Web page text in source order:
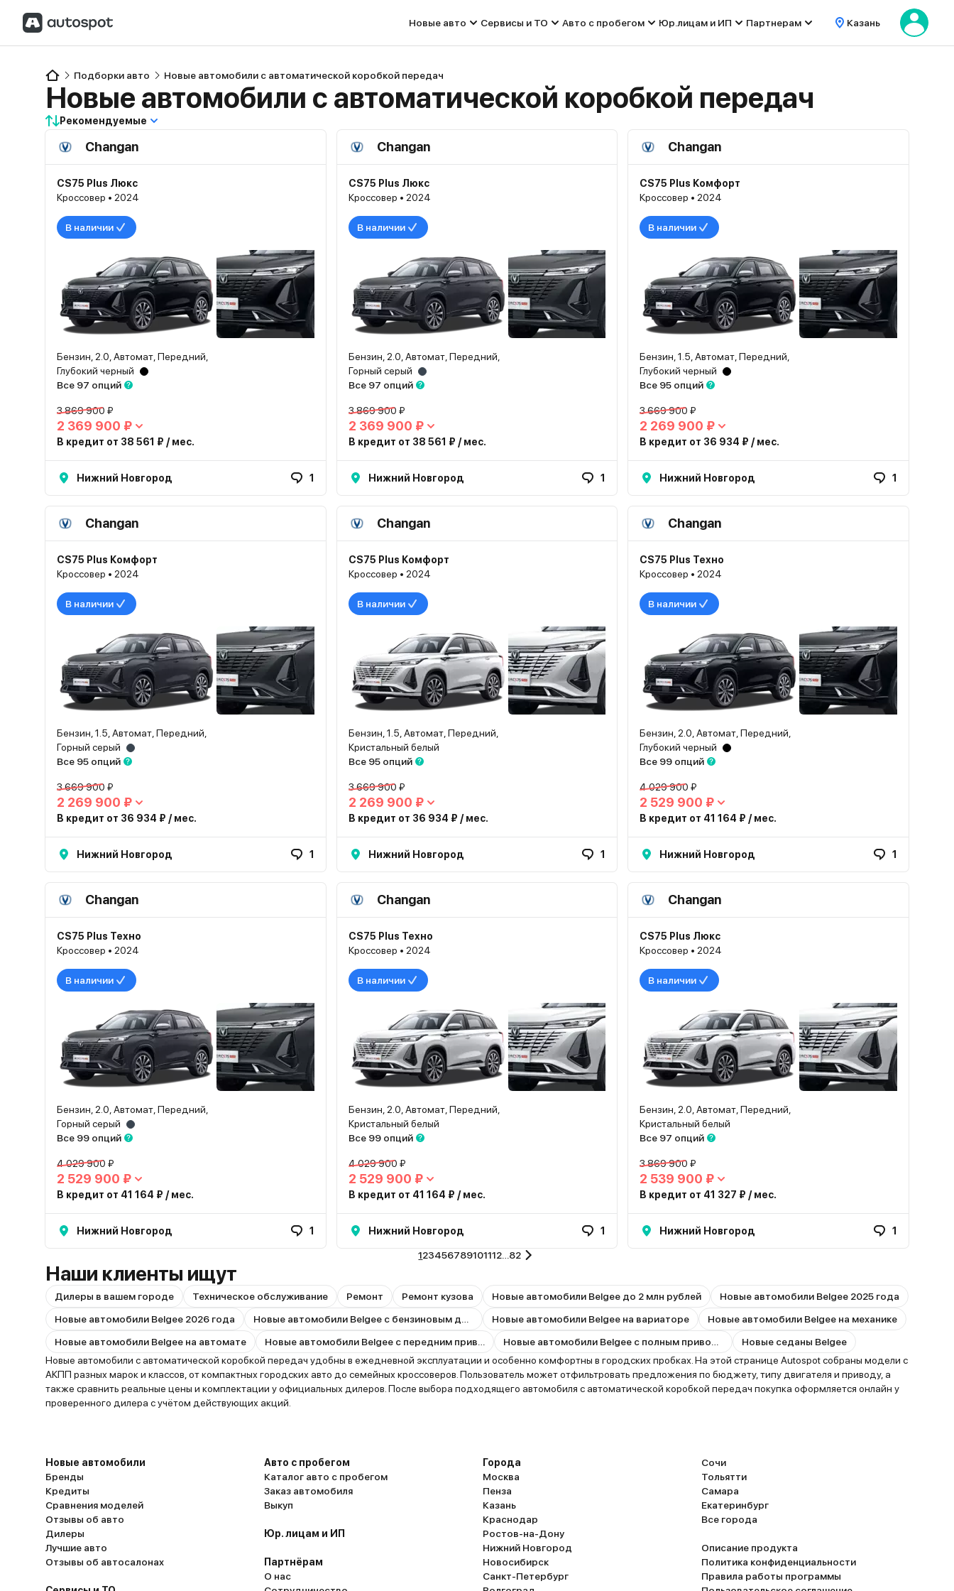
Новые авто Сервисы и ТО Авто с пробегом Юр.лицам и ИП Партнерам Казань
Подборки авто Новые автомобили с автоматической коробкой передач
Новые автомобили с автоматической коробкой передач
Рекомендуемые
Changan
CS75 Plus Люкс
Кроссовер • 2024
В наличии
Бензин, 2.0, Автомат, Передний,
Глубокий черный
Все 97 опций
3 869 900 ₽
2 369 900 ₽
В кредит от 38 561 ₽ / мес.
Нижний Новгород 1
Changan
CS75 Plus Люкс
Кроссовер • 2024
В наличии
Бензин, 2.0, Автомат, Передний,
Горный серый
Все 97 опций
3 869 900 ₽
2 369 900 ₽
В кредит от 38 561 ₽ / мес.
Нижний Новгород 1
Changan
CS75 Plus Комфорт
Кроссовер • 2024
В наличии
Бензин, 1.5, Автомат, Передний,
Глубокий черный
Все 95 опций
3 669 900 ₽
2 269 900 ₽
В кредит от 36 934 ₽ / мес.
Нижний Новгород 1
Changan
CS75 Plus Комфорт
Кроссовер • 2024
В наличии
Бензин, 1.5, Автомат, Передний,
Горный серый
Все 95 опций
3 669 900 ₽
2 269 900 ₽
В кредит от 36 934 ₽ / мес.
Нижний Новгород 1
Changan
CS75 Plus Комфорт
Кроссовер • 2024
В наличии
Бензин, 1.5, Автомат, Передний,
Кристальный белый
Все 95 опций
3 669 900 ₽
2 269 900 ₽
В кредит от 36 934 ₽ / мес.
Нижний Новгород 1
Changan
CS75 Plus Техно
Кроссовер • 2024
В наличии
Бензин, 2.0, Автомат, Передний,
Глубокий черный
Все 99 опций
4 029 900 ₽
2 529 900 ₽
В кредит от 41 164 ₽ / мес.
Нижний Новгород 1
Changan
CS75 Plus Техно
Кроссовер • 2024
В наличии
Бензин, 2.0, Автомат, Передний,
Горный серый
Все 99 опций
4 029 900 ₽
2 529 900 ₽
В кредит от 41 164 ₽ / мес.
Нижний Новгород 1
Changan
CS75 Plus Техно
Кроссовер • 2024
В наличии
Бензин, 2.0, Автомат, Передний,
Кристальный белый
Все 99 опций
4 029 900 ₽
2 529 900 ₽
В кредит от 41 164 ₽ / мес.
Нижний Новгород 1
Changan
CS75 Plus Люкс
Кроссовер • 2024
В наличии
Бензин, 2.0, Автомат, Передний,
Кристальный белый
Все 97 опций
3 869 900 ₽
2 539 900 ₽
В кредит от 41 327 ₽ / мес.
Нижний Новгород 1
123456789101112 82
Наши клиенты ищут
Дилеры в вашем городе Техническое обслуживание Ремонт Ремонт кузова Новые автомобили Belgee до 2 млн рублей
Новые автомобили Belgee 2025 года
Новые автомобили Belgee 2026 года
Новые автомобили Belgee на вариаторе
Новые автомобили Belgee на механике
Новые автомобили Belgee на автомате
Новые седаны Belgee
Новые автомобили с автоматической коробкой передач удобны в ежедневной эксплуатации и особенно комфортны в городских пробках. На этой странице Autospot собраны модели с
АКПП разных марок и классов, от компактных городских авто до семейных кроссоверов. Пользователь может отфильтровать предложения по бюджету, типу двигателя и приводу, а
также сравнить реальные цены и комплектации у официальных дилеров. После выбора подходящего автомобиля с автоматической коробкой передач покупка оформляется онлайн у
проверенного дилера с учётом действующих акций.
Новые автомобили
Бренды
Кредиты
Сравнения моделей
Отзывы об авто
Дилеры
Лучшие авто
Отзывы об автосалонах
Авто с пробегом
Каталог авто с пробегом
Заказ автомобиля
Выкуп
Юр. лицам и ИП
Партнёрам
О нас
Города
Москва
Пенза
Казань
Краснодар
Ростов-на-Дону
Нижний Новгород
Новосибирск
Санкт-Петербург
Сочи
Тольятти
Самара
Екатеринбург
Все города
Описание продукта
Политика конфиденциальности
Правила работы программы